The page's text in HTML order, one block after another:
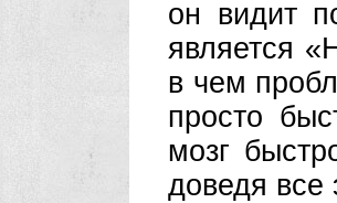
он видит
является
в чем
просто
мозг
доведя все